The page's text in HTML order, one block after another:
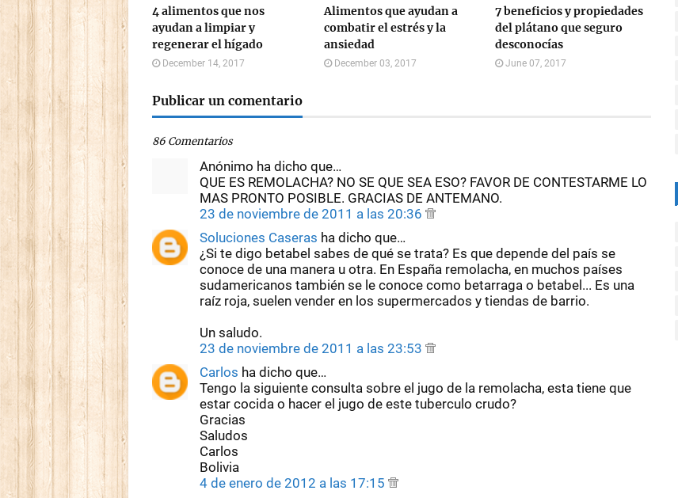
4 alimentos que nos
ayudan a limpiar y
regenerar el hígado
December 14, 2017
Alimentos que ayudan a
combatir el estrés y la
ansiedad
December 03, 2017
7 beneficios y propiedades
del plátano que seguro
desconocías
June 07, 2017
Publicar un comentario
86 Comentarios
Anónimo ha dicho que…
QUE ES REMOLACHA? NO SE QUE SEA ESO? FAVOR DE CONTESTARME LO
MAS PRONTO POSIBLE. GRACIAS DE ANTEMANO.
23 de noviembre de 2011 a las 20:36
Soluciones Caseras ha dicho que…
¿Si te digo betabel sabes de qué se trata? Es que depende del país se
conoce de una manera u otra. En España remolacha, en muchos países
sudamericanos también se le conoce como betarraga o betabel... Es una
raíz roja, suelen vender en los supermercados y tiendas de barrio.
Un saludo.
23 de noviembre de 2011 a las 23:53
Carlos ha dicho que…
Tengo la siguiente consulta sobre el jugo de la remolacha, esta tiene que
estar cocida o hacer el jugo de este tuberculo crudo?
Gracias
Saludos
Carlos
Bolivia
4 de enero de 2012 a las 17:15